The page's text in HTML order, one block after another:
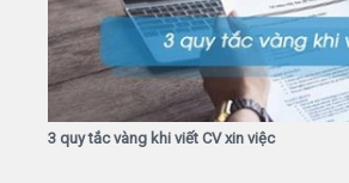
3 quy tắc vàng khi viết CV xin việc